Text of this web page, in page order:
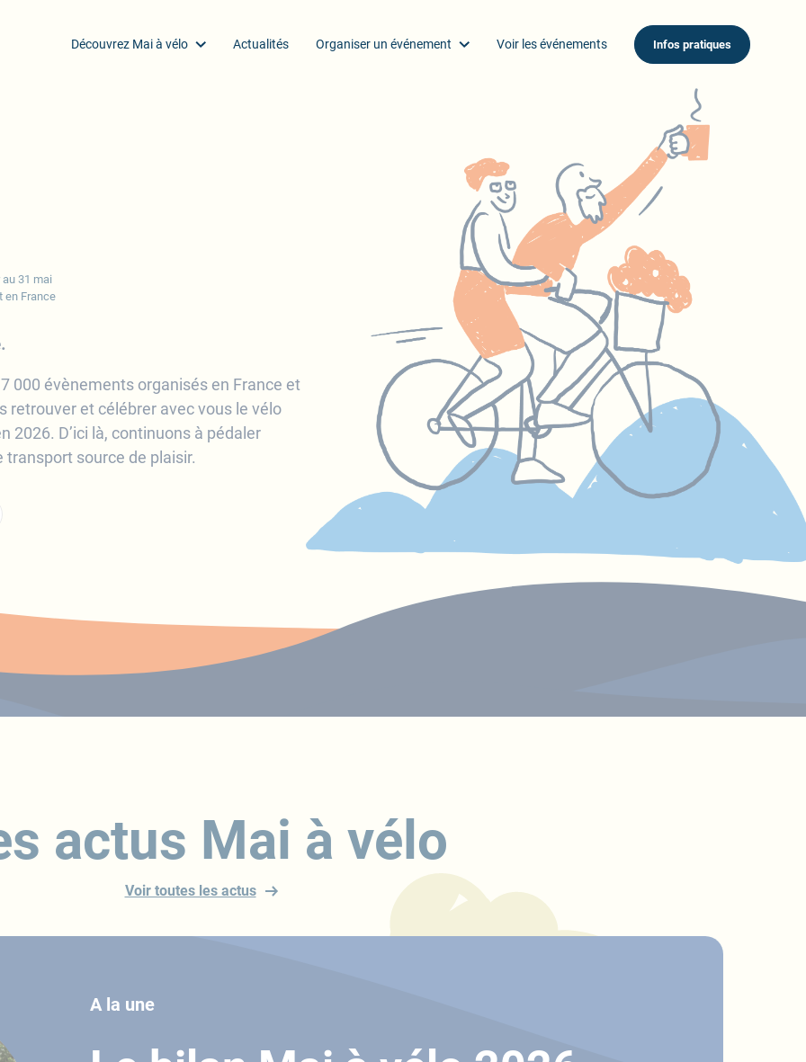
Découvrez Mai à vélo Actualités Organiser un événement Voir les événements Infos pratiques
au 31 mai
en France
.
000 évènements organisés en France et
retrouver et célébrer avec vous le vélo
D’ici là, continuons à pédaler
source de plaisir.
actus Mai à vélo
Voir toutes les actus
A la une